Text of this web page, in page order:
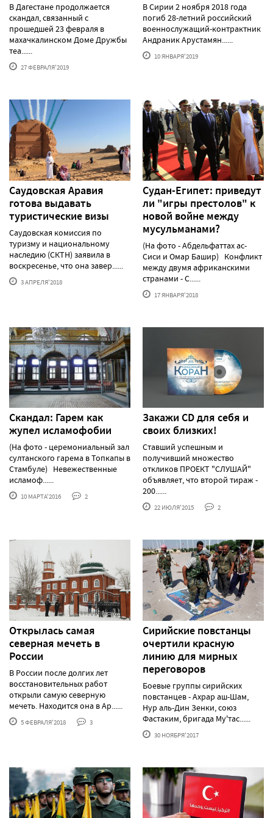
В Дагестане продолжается
скандал, связанный с
прошедшей 23 февраля в
махачкалинском Доме Дружбы
теа......
27 ФЕВРАЛЯ'2019
В Сирии 2 ноября 2018 года
погиб 28-летний российский
военнослужащий-контрактник
Андраник Арустамян......
10 ЯНВАРЯ'2019
Саудовская Аравия
готова выдавать
туристические визы
Саудовская комиссия по
туризму и национальному
наследию (СКТН) заявила в
воскресенье, что она завер......
3 АПРЕЛЯ'2018
Судан-Египет: приведут
ли "игры престолов" к
новой войне между
мусульманами?
(На фото - Абдельфаттах ас-
Сиси и Омар Башир) Конфликт
между двумя африканскими
странами - С......
17 ЯНВАРЯ'2018
Скандал: Гарем как
жупел исламофобии
(На фото - церемониальный зал
султанского гарема в Топкапы в
Стамбуле) Невежественные
исламоф......
10 МАРТА'2016 2
Закажи CD для себя и
своих близких!
Ставший успешным и
получивший множество
откликов ПРОЕКТ "СЛУШАЙ"
объявляет, что второй тираж -
200......
22 ИЮЛЯ'2015 2
Открылась самая
северная мечеть в
России
В России после долгих лет
восстановительных работ
открыли самую северную
мечеть. Находится она в Ар......
5 ФЕВРАЛЯ'2018 3
Сирийские повстанцы
очертили красную
линию для мирных
переговоров
Боевые группы сирийских
повстанцев - Ахрар аш-Шам,
Нур аль-Дин Зенки, союз
Фастаким, бригада Му'тас......
30 НОЯБРЯ'2017